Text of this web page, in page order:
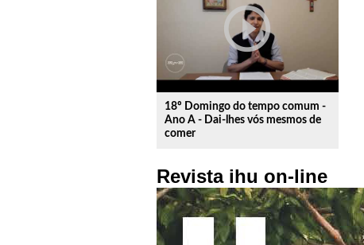
play_circle_outline
18º Domingo do tempo comum -
Ano A - Dai-lhes vós mesmos de
comer
Revista ihu on-line